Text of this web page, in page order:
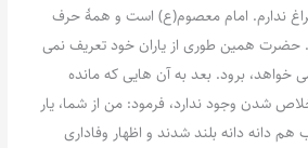
ندارم. امام معصوم(ع) است و همۀ حرف
همین طوری از یاران خود تعریف نمی
برود. بعد به آن هایی که مانده
شدن وجود ندارد، فرمود: من از شما، یار
دانه دانه بلند شدند و اظهار وفاداری